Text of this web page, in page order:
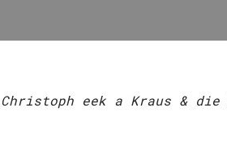
eek a Kraus & die